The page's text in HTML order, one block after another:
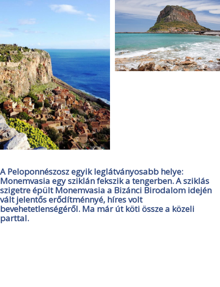
A Peloponnészosz egyik leglátványosabb helye:
Monemvasia egy sziklán fekszik a tengerben. A sziklás
szigetre épült Monemvasia a Bizánci Birodalom idején
vált jelentős erődítménnyé, híres volt
bevehetetlenségéről. Ma már út köti össze a közeli
parttal.